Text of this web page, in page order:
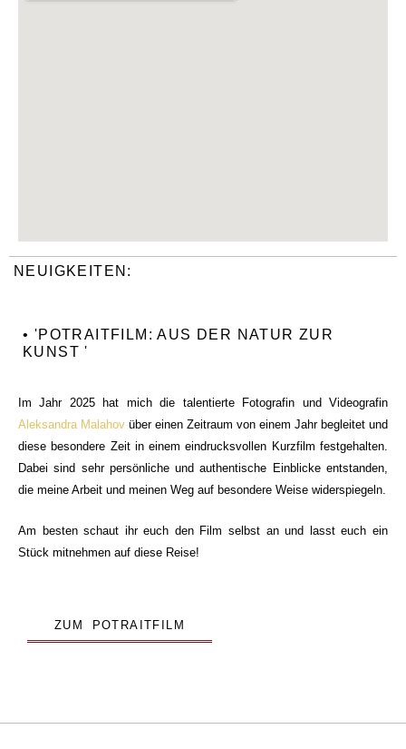
NEUIGKEITEN:
• 'POTRAITFILM: AUS DER NATUR ZUR
KUNST '
Im Jahr 2025 hat mich die talentierte Fotografin und Videografin
Aleksandra Malahov über einen Zeitraum von einem Jahr begleitet und
diese besondere Zeit in einem eindrucksvollen Kurzfilm festgehalten.
Dabei sind sehr persönliche und authentische Einblicke entstanden,
die meine Arbeit und meinen Weg auf besondere Weise widerspiegeln.
Am besten schaut ihr euch den Film selbst an und lasst euch ein
Stück mitnehmen auf diese Reise!
ZUM POTRAITFILM